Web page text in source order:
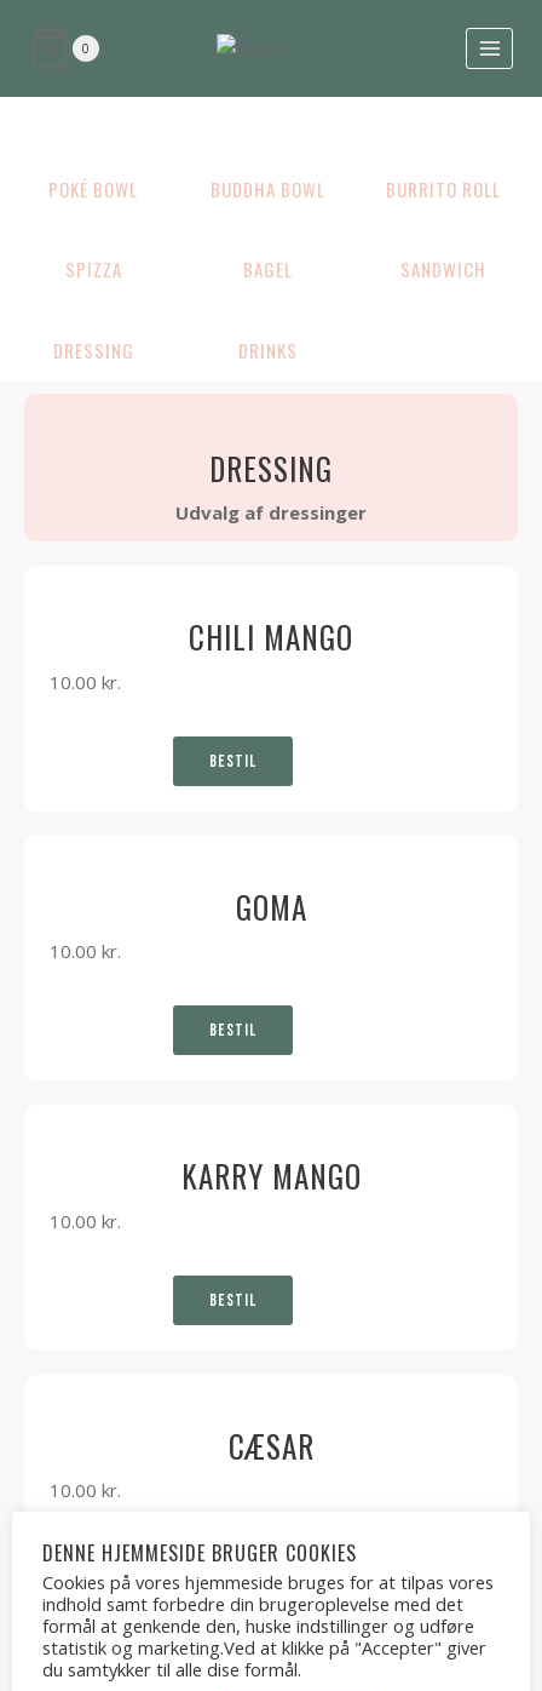
0
POKÉ BOWL BUDDHA BOWL BURRITO ROLL
SPIZZA BAGEL SANDWICH
DRESSING DRINKS
DRESSING
Udvalg af dressinger
CHILI MANGO
10.00 kr.
BESTIL
GOMA
10.00 kr.
BESTIL
KARRY MANGO
10.00 kr.
BESTIL
CÆSAR
10.00 kr.
DENNE HJEMMESIDE BRUGER COOKIES
Cookies på vores hjemmeside bruges for at tilpas vores
indhold samt forbedre din brugeroplevelse med det
formål at genkende den, huske indstillinger og udføre
statistik og marketing.Ved at klikke på "Accepter" giver
du samtykker til alle dise formål.